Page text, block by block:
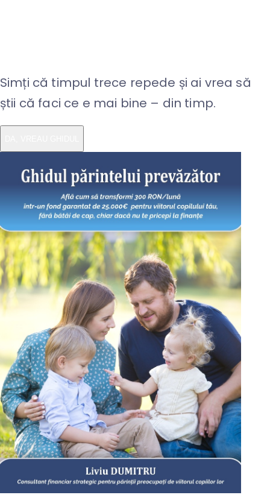
Simți că timpul trece repede și ai vrea să
știi că faci ce e mai bine – din timp.